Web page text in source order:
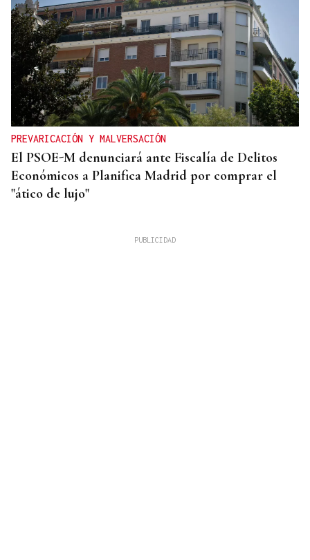
PREVARICACIÓN Y MALVERSACIÓN
El PSOE-M denunciará ante Fiscalía de Delitos
Económicos a Planifica Madrid por comprar el
"ático de lujo"